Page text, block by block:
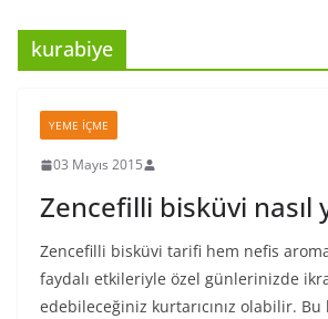
kurabiye
YEME İÇME
03 Mayıs 2015
Zencefilli bisküvi nasıl
Zencefilli bisküvi tarifi hem nefis
faydalı etkileriyle özel günlerinizde
edebileceğiniz kurtarıcınız olabilir.